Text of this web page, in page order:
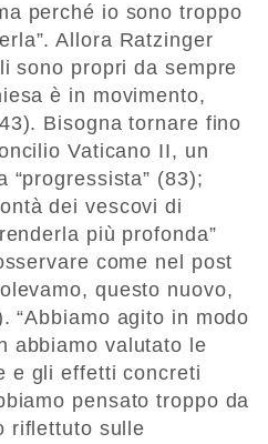
perché io sono troppo
Allora Ratzinger
sono propri da sempre
è in movimento,
Bisogna tornare fino
Vaticano II, un
“progressista” (83);
dei vescovi di
più profonda”
come nel post
questo nuovo,
“Abbiamo agito in modo
abbiamo valutato le
e gli effetti concreti
pensato troppo da
riflettuto sulle